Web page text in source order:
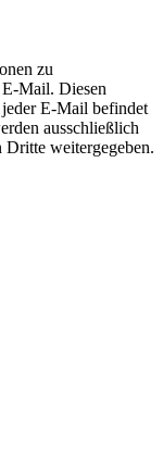
zu
Mail. Diesen
jeder E-Mail befindet
ausschließlich
Dritte weitergegeben.